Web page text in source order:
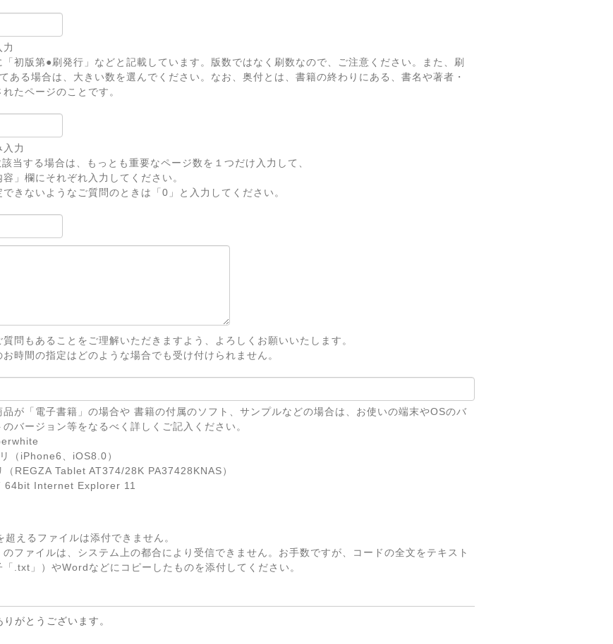
初版第●刷発行」などと記載しています。版数ではなく刷数なので、ご注意ください。また、刷
ある場合は、大きい数を選んでください。なお、奥付とは、書籍の終わりにある、書名や著者・
たページのことです。
力
当する場合は、もっとも重要なページ数を１つだけ入力して、
」欄にそれぞれ入力してください。
きないようなご質問のときは「0」と入力してください。
問もあることをご理解いただきますよう、よろしくお願いいたします。
お時間の指定はどのような場合でも受け付けられません。
が「電子書籍」の場合や 書籍の付属のソフト、サンプルなどの場合は、お使いの端末やOSのバ
バージョン等をなるべく詳しくご記入ください。
（iPhone6、iOS8.0）
REGZA Tablet AT374/28K PA37428KNAS）
64bit Internet Explorer 11
超えるファイルは添付できません。
ファイルは、システム上の都合により受信できません。お手数ですが、コードの全文をテキスト
.txt」）やWordなどにコピーしたものを添付してください。
がとうございます。